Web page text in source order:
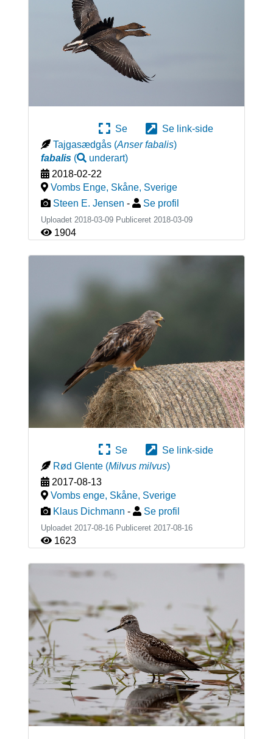
Se
Se link-side
Tajgasædgås (Anser fabalis)
fabalis( underart)
2018-02-22
Vombs Enge, Skåne, Sverige
Steen E. Jensen - Se profil
Uploadet 2018-03-09 Publiceret 2018-03-09
1904
Se
Se link-side
Rød Glente (Milvus milvus)
2017-08-13
Vombs enge, Skåne, Sverige
Klaus Dichmann - Se profil
Uploadet 2017-08-16 Publiceret 2017-08-16
1623